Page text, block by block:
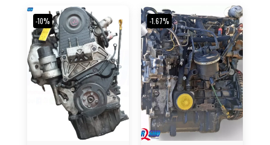
-10% -1.67%